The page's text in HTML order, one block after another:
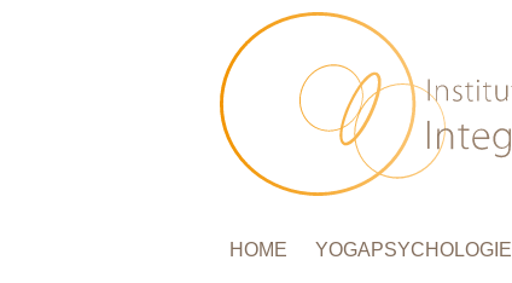
HOME YOGAPSYCHOLOGIE